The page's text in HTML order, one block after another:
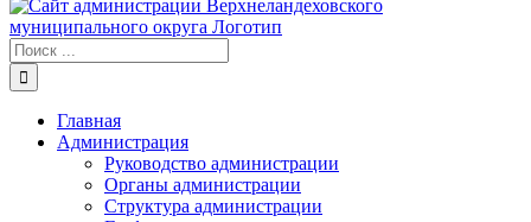
Результат
поиска:
Главная
Администрация
Руководство администрации
Органы администрации
Структура администрации